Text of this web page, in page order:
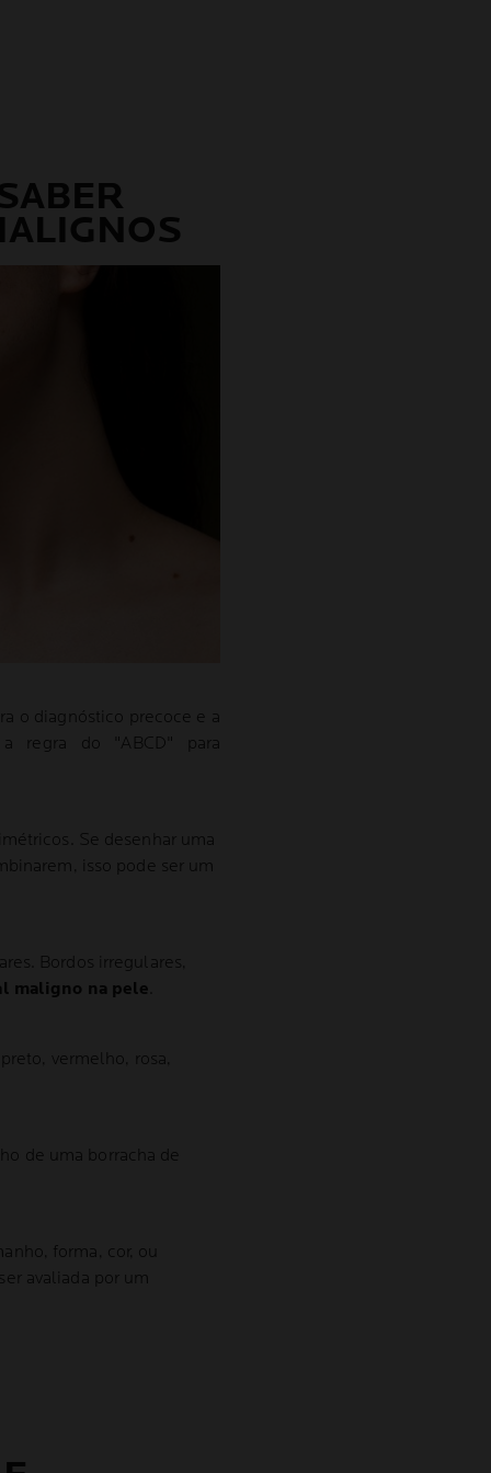
o diagnóstico precoce e a
regra do "ABCD" para
Se desenhar uma
isso pode ser um
Bordos irregulares,
maligno na pele
vermelho, rosa,
de uma borracha de
forma, cor, ou
avaliada por um